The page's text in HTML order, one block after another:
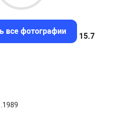
все фотографии
15.3